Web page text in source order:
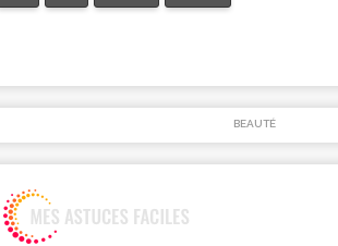
BEAUTÉ